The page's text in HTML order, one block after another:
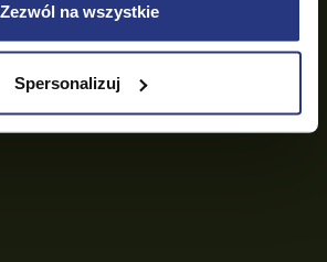
Zezwól na wszystkie
Spersonalizuj